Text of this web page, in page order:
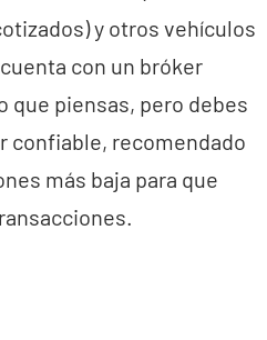
y otros vehículos
con un bróker
que piensas, pero debes
confiable, recomendado
más baja para que